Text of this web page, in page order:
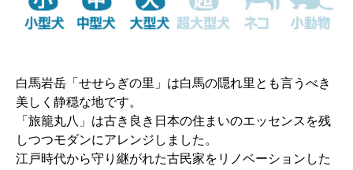
白馬岩岳「せせらぎの里」は白馬の隠れ里とも言うべき
美しく静穏な地です。
「旅籠丸八」は古き良き日本の住まいのエッセンスを残
しつつモダンにアレンジしました。
江戸時代から守り継がれた古民家をリノベーションした